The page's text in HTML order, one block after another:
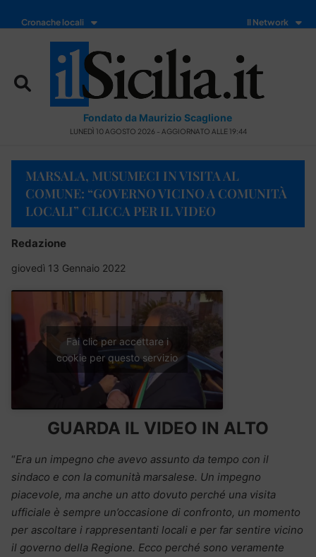
Cronache locali Il Network
Fondato da Maurizio Scaglione
LUNEDÌ 10 AGOSTO 2026 - AGGIORNATO ALLE 19:44
MARSALA, MUSUMECI IN VISITA AL
COMUNE: “GOVERNO VICINO A COMUNITÀ
LOCALI” CLICCA PER IL VIDEO
Redazione
giovedì 13 Gennaio 2022
Fai clic per accettare i
cookie per questo servizio
GUARDA IL VIDEO IN ALTO
“Era un impegno che avevo assunto da tempo con il
sindaco e con la comunità marsalese. Un impegno
piacevole, ma anche un atto dovuto perché una visita
ufficiale è sempre un’occasione di confronto, un momento
per ascoltare i rappresentanti locali e per far sentire vicino
il governo della Regione. Ecco perché sono veramente